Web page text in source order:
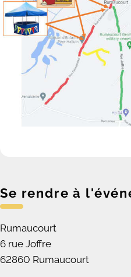
Se rendre à
Rumaucourt
6 rue Joffre
62860 Rumaucourt